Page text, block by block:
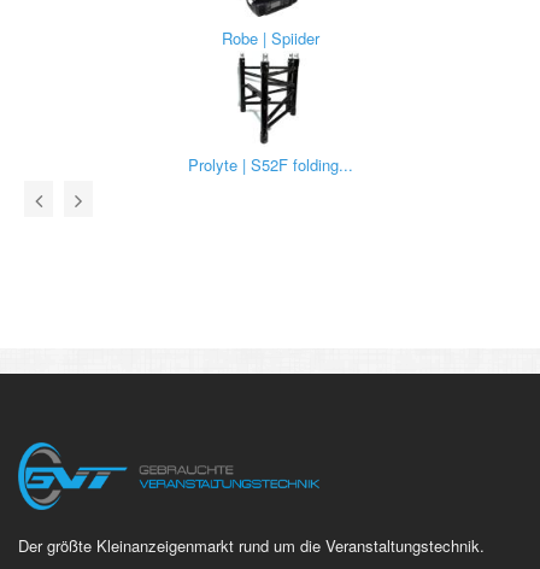
Robe | Spiider
Prolyte | S52F folding...
Der größte Kleinanzeigenmarkt rund um die Veranstaltungstechnik.